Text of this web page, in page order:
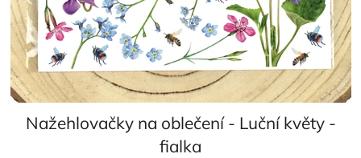
Nažehlovačky na oblečení - Luční květy -
fialka